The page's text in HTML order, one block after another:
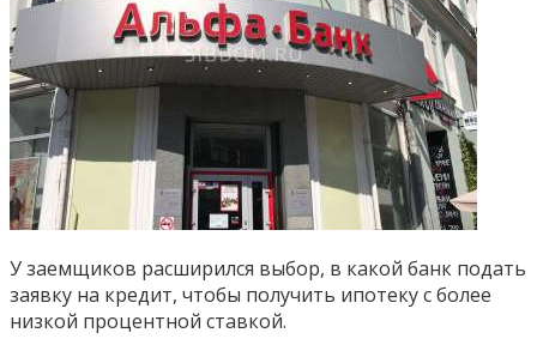
У заемщиков расширился выбор, в какой банк подать
заявку на кредит, чтобы получить ипотеку с более
низкой процентной ставкой.